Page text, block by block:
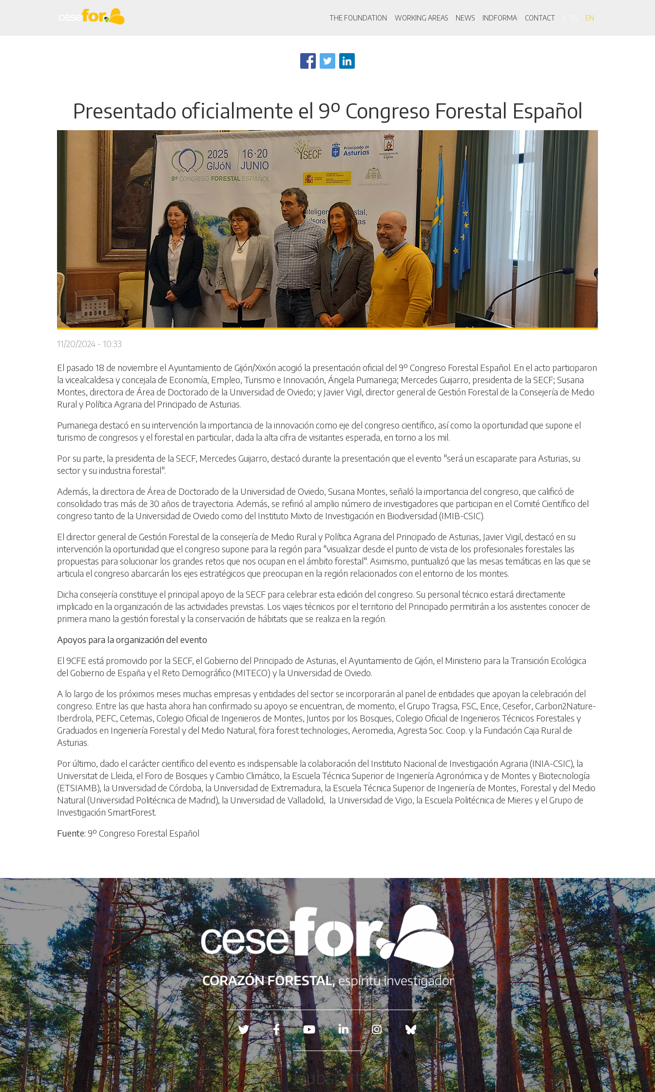
to
main
Main navigation
THE FOUNDATION WORKING AREAS NEWS INDFORMA CONTACT EN
Presentado oficialmente el 9º Congreso Forestal Español
11/20/2024 - 10:33
El pasado 18 de noviembre el Ayuntamiento de Gijón/Xixón acogió la presentación oficial del 9º Congreso Forestal Español. En el acto participaron
la vicealcaldesa y concejala de Economía, Empleo, Turismo e Innovación, Ángela Pumariega; Mercedes Guijarro, presidenta de la SECF; Susana
Montes, directora de Área de Doctorado de la Universidad de Oviedo; y Javier Vigil, director general de Gestión Forestal de la Consejería de Medio
Rural y Política Agraria del Principado de Asturias.
Pumariega destacó en su intervención la importancia de la innovación como eje del congreso científico, así como la oportunidad que supone el
turismo de congresos y el forestal en particular, dada la alta cifra de visitantes esperada, en torno a los mil.
Por su parte, la presidenta de la SECF, Mercedes Guijarro, destacó durante la presentación que el evento "será un escaparate para Asturias, su
sector y su industria forestal".
Además, la directora de Área de Doctorado de la Universidad de Oviedo, Susana Montes, señaló la importancia del congreso, que calificó de
consolidado tras más de 30 años de trayectoria. Además, se refirió al amplio número de investigadores que participan en el Comité Científico del
congreso tanto de la Universidad de Oviedo como del Instituto Mixto de Investigación en Biodiversidad (IMIB-CSIC).
El director general de Gestión Forestal de la consejería de Medio Rural y Política Agraria del Principado de Asturias, Javier Vigil, destacó en su
intervención la oportunidad que el congreso supone para la región para "visualizar desde el punto de vista de los profesionales forestales las
propuestas para solucionar los grandes retos que nos ocupan en el ámbito forestal". Asimismo, puntualizó que las mesas temáticas en las que se
articula el congreso abarcarán los ejes estratégicos que preocupan en la región relacionados con el entorno de los montes.
Dicha consejería constituye el principal apoyo de la SECF para celebrar esta edición del congreso. Su personal técnico estará directamente
implicado en la organización de las actividades previstas. Los viajes técnicos por el territorio del Principado permitirán a los asistentes conocer de
primera mano la gestión forestal y la conservación de hábitats que se realiza en la región.
Apoyos para la organización del evento
El 9CFE está promovido por la SECF, el Gobierno del Principado de Asturias, el Ayuntamiento de Gijón, el Ministerio para la Transición Ecológica
del Gobierno de España y el Reto Demográfico (MITECO) y la Universidad de Oviedo.
A lo largo de los próximos meses muchas empresas y entidades del sector se incorporarán al panel de entidades que apoyan la celebración del
congreso. Entre las que hasta ahora han confirmado su apoyo se encuentran, de momento, el Grupo Tragsa, FSC, Ence, Cesefor, Carbon2Nature-
Iberdrola, PEFC, Cetemas, Colegio Oficial de Ingenieros de Montes, Juntos por los Bosques, Colegio Oficial de Ingenieros Técnicos Forestales y
Graduados en Ingeniería Forestal y del Medio Natural, föra forest technologies, Aeromedia, Agresta Soc. Coop. y la Fundación Caja Rural de
Asturias.
Por último, dado el carácter científico del evento es indispensable la colaboración del Instituto Nacional de Investigación Agraria (INIA-CSIC), la
Universitat de Lleida, el Foro de Bosques y Cambio Climático, la Escuela Técnica Superior de Ingeniería Agronómica y de Montes y Biotecnología
(ETSIAMB), la Universidad de Córdoba, la Universidad de Extremadura, la Escuela Técnica Superior de Ingeniería de Montes, Forestal y del Medio
Natural (Universidad Politécnica de Madrid), la Universidad de Valladolid, la Universidad de Vigo, la Escuela Politécnica de Mieres y el Grupo de
Investigación SmartForest.
Fuente: 9º Congreso Forestal Español
Redes sociales
Hubspot